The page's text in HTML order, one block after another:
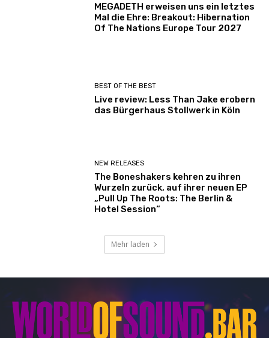
MEGADETH erweisen uns ein letztes
Mal die Ehre: Breakout: Hibernation
Of The Nations Europe Tour 2027
BEST OF THE BEST
Live review: Less Than Jake erobern
das Bürgerhaus Stollwerk in Köln
NEW RELEASES
The Boneshakers kehren zu ihren
Wurzeln zurück, auf ihrer neuen EP
„Pull Up The Roots: The Berlin &
Hotel Session“
Mehr laden